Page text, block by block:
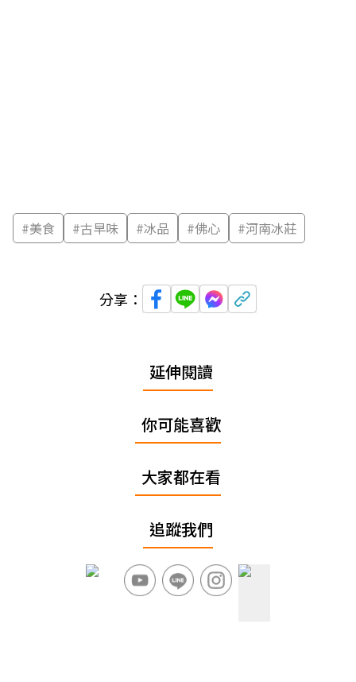
#美食 #古早味 #冰品 #佛心 #河南冰莊
分享：
延伸閱讀
你可能喜歡
大家都在看
追蹤我們